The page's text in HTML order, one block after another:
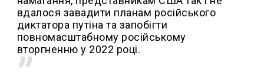
вдалося завадити планам російського
диктатора путіна та запобігти
повномасштабному російському
вторгненню у 2022 році.